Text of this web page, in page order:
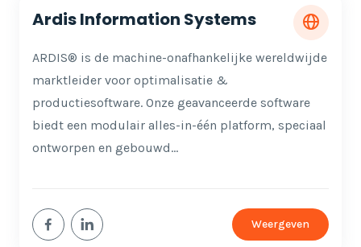
Ardis Information Systems
ARDIS® is de machine-onafhankelijke wereldwijde
marktleider voor optimalisatie &
productiesoftware. Onze geavanceerde software
biedt een modulair alles-in-één platform, speciaal
ontworpen en gebouwd…
Weergeven